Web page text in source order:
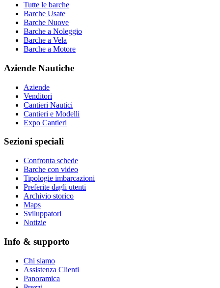
Tutte le barche
Barche Usate
Barche Nuove
Barche a Noleggio
Barche a Vela
Barche a Motore
Aziende Nautiche
Aziende
Venditori
Cantieri Nautici
Cantieri e Modelli
Expo Cantieri
Sezioni speciali
Confronta schede
Barche con video
Tipologie imbarcazioni
Preferite dagli utenti
Archivio storico
Maps
Sviluppatori
Notizie
Info & supporto
Chi siamo
Assistenza Clienti
Panoramica